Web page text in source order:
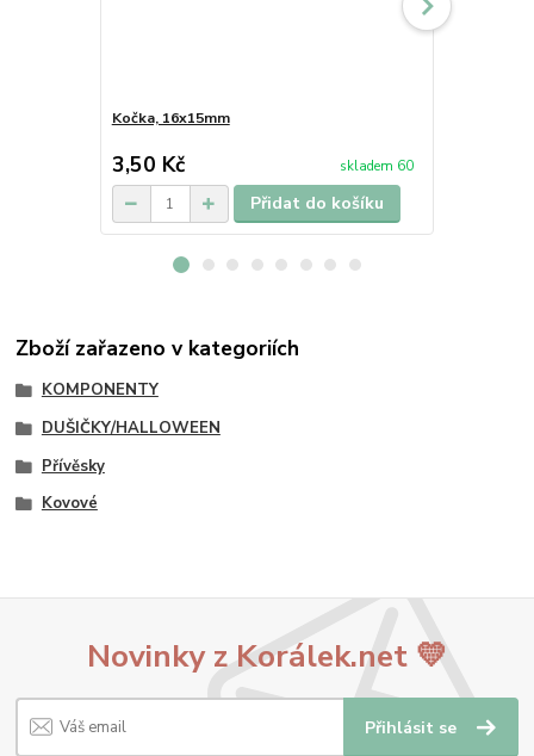
Kočka, 16x15mm
3,50 Kč skladem 60
Přidat do košíku
Zboží zařazeno v kategoriích
KOMPONENTY
DUŠIČKY/HALLOWEEN
Přívěsky
Kovové
Novinky z Korálek.net 💛
Přihlásit se